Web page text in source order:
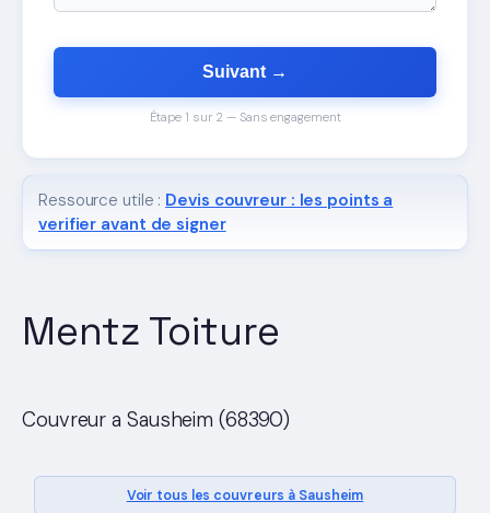
Mentz Toiture
Couvreur a Sausheim (68390)
Voir tous les couvreurs à Sausheim
Suivant →
Étape 1 sur 2 — Sans engagement
Ressource utile : Devis couvreur : les points a
verifier avant de signer